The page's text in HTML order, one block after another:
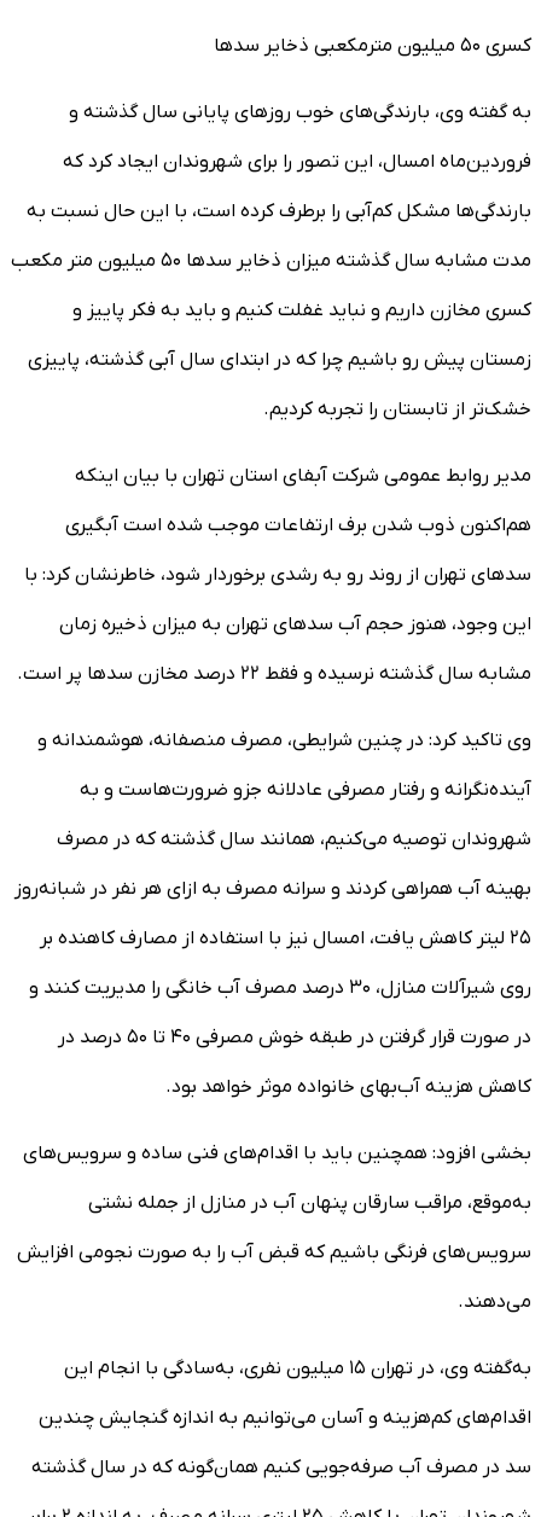
کسری ۵۰ میلیون مترمکعبی ذخایر سد‌ها
به گفته وی، بارندگی‌های خوب روز‌های پایانی سال گذشته و
فروردین‌ماه امسال، این تصور را برای شهروندان ایجاد کرد که
بارندگی‌ها مشکل کم‌آبی را برطرف کرده است، با این حال نسبت به
مدت مشابه سال گذشته میزان ذخایر سد‌ها ۵۰ میلیون متر مکعب
کسری مخازن داریم و نباید غفلت کنیم و باید به فکر پاییز و
زمستان پیش رو باشیم چرا که در ابتدای سال آبی گذشته، پاییزی
خشک‌تر از تابستان را تجربه کردیم.
مدیر روابط عمومی شرکت آبفای استان تهران با بیان اینکه
هم‌اکنون ذوب شدن برف ارتفاعات موجب شده است آبگیری
سد‌های تهران از روند رو به رشدی برخوردار شود، خاطرنشان کرد: با
این وجود، هنوز حجم آب سد‌های تهران به میزان ذخیره زمان
مشابه سال گذشته نرسیده و فقط ۲۲ درصد مخازن سد‌ها پر است.
وی تاکید کرد: در چنین شرایطی، مصرف منصفانه، هوشمندانه و
آینده‌نگرانه و رفتار مصرفی عادلانه جزو ضرورت‌هاست و به
شهروندان توصیه می‌کنیم، همانند سال گذشته که در مصرف
بهینه آب همراهی کردند و سرانه مصرف به ازای هر نفر در شبانه‌روز
۲۵ لیتر کاهش یافت، امسال نیز با استفاده از مصارف کاهنده بر
روی شیرآلات منازل، ۳۰ درصد مصرف آب خانگی را مدیریت کنند و
در صورت قرار گرفتن در طبقه خوش مصرفی ۴۰ تا ۵۰ درصد در
کاهش هزینه آب‌بهای خانواده موثر خواهد بود.
بخشی افزود: همچنین باید با اقدام‌های فنی ساده و سرویس‌های
به‌موقع، مراقب سارقان پنهان آب در منازل از جمله نشتی
سرویس‌های فرنگی باشیم که قبض آب را به صورت نجومی افزایش
می‌دهند.
به‌گفته وی، در تهران ۱۵ میلیون نفری، به‌سادگی با انجام این
اقدام‌های کم‌هزینه و آسان می‌توانیم به اندازه گنجایش چندین
سد در مصرف آب صرفه‌جویی کنیم همان‌گونه که در سال گذشته